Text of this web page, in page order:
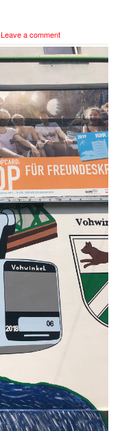
Leave a comment